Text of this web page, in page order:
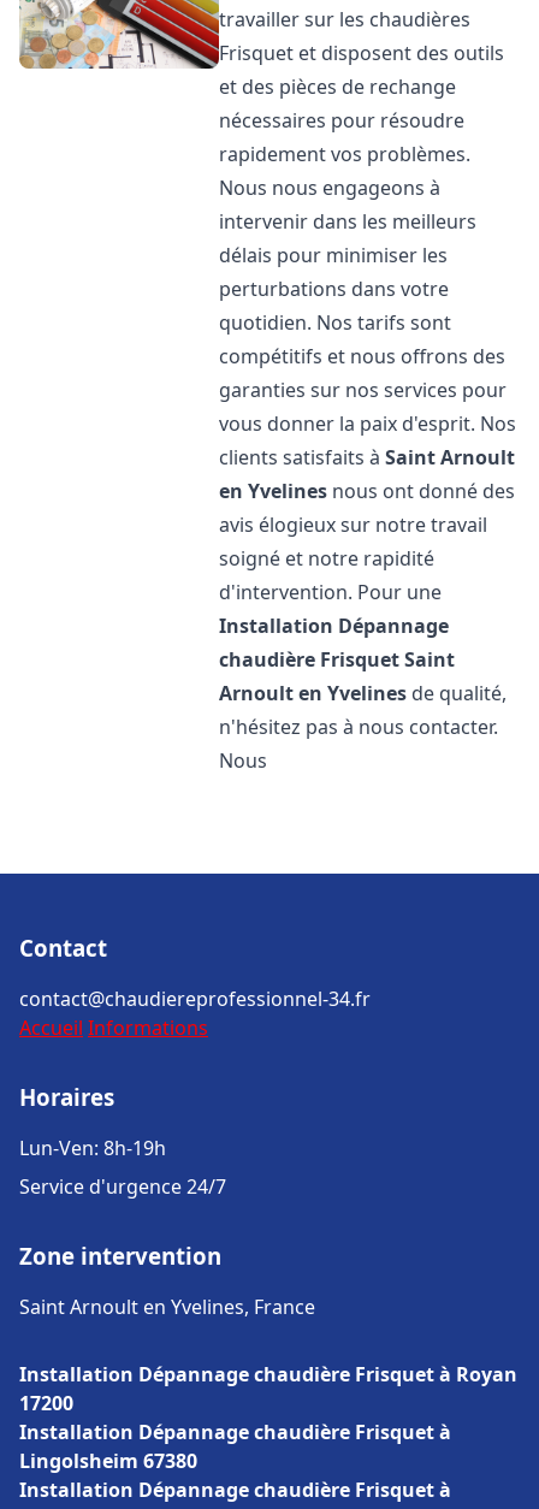
travailler sur les chaudières
Frisquet et disposent des outils
et des pièces de rechange
nécessaires pour résoudre
rapidement vos problèmes.
Nous nous engageons à
intervenir dans les meilleurs
délais pour minimiser les
perturbations dans votre
quotidien. Nos tarifs sont
compétitifs et nous offrons des
garanties sur nos services pour
vous donner la paix d'esprit. Nos
clients satisfaits àSaint Arnoult
en Yvelines nous ont donné des
avis élogieux sur notre travail
soigné et notre rapidité
d'intervention. Pour une
Installation Dépannage
chaudière FrisquetSaint
Arnoult en Yvelines de qualité,
n'hésitez pas à nous contacter.
Nous
Contact
contact@chaudiereprofessionnel-34.fr
Accueil Informations
Horaires
Lun-Ven: 8h-19h
Service d'urgence 24/7
Zone intervention
Saint Arnoult en Yvelines, France
Installation Dépannage chaudière Frisquet à Royan
17200
Installation Dépannage chaudière Frisquet à
Lingolsheim 67380
Installation Dépannage chaudière Frisquet à